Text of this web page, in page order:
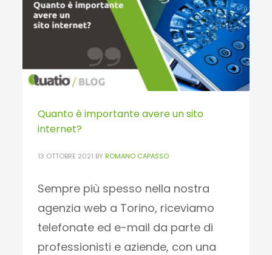
PUBLISHED IN QUATIO BLOG
Quanto è importante avere un sito
internet?
13 OTTOBRE 2021 BY ROMANO CAPASSO
Sempre più spesso nella nostra
agenzia web a Torino, riceviamo
telefonate ed e-mail da parte di
professionisti e aziende, con una